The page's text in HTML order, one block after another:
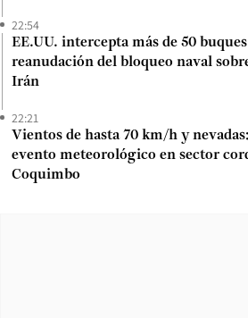
22:54
EE.UU. intercepta más de 50
reanudación del bloqueo naval
Irán
22:21
Vientos de hasta 70 km/h y
evento meteorológico en sector
Coquimbo